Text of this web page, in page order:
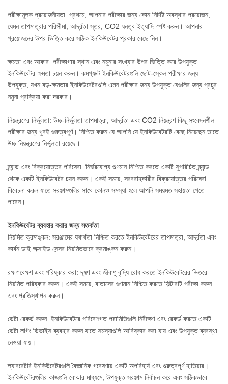
পরীক্ষামূলক প্রয়োজনীয়তা: প্রথমে, আপনার পরীক্ষার জন্য কোন নির্দিষ্ট অবস্থার প্রয়োজন,
যেমন তাপমাত্রার পরিসীমা, আর্দ্রতা স্তর, CO2 ঘনত্ব ইত্যাদি স্পষ্ট করুন। আপনার
প্রয়োজনের উপর ভিত্তি করে সঠিক ইনকিউবেটর প্রকার বেছে নিন।
ক্ষমতা এবং আকার: পরীক্ষাগার স্থান এবং নমুনার সংখ্যার উপর ভিত্তি করে উপযুক্ত
ইনকিউবেটর ক্ষমতা চয়ন করুন। কমপ্যাক্ট ইনকিউবেটরগুলি ছোট-স্কেল পরীক্ষার জন্য
উপযুক্ত, যখন বড়-ক্ষমতার ইনকিউবেটরগুলি এমন পরীক্ষার জন্য উপযুক্ত যেগুলির জন্য প্রচুর
নমুনা প্রক্রিয়া করা দরকার।
নিয়ন্ত্রণের নির্ভুলতা: উচ্চ-নির্ভুলতা তাপমাত্রা, আর্দ্রতা এবং CO2 নিয়ন্ত্রণ কিছু সংবেদনশীল
পরীক্ষার জন্য খুবই গুরুত্বপূর্ণ। নিশ্চিত করুন যে আপনি যে ইনকিউবেটরটি বেছে নিয়েছেন তাতে
উচ্চ নিয়ন্ত্রণের নির্ভুলতা রয়েছে।
ব্র্যান্ড এবং বিক্রয়োত্তর পরিষেবা: নির্ভরযোগ্য গুণমান নিশ্চিত করতে একটি সুপরিচিত ব্র্যান্ড
থেকে একটি ইনকিউবেটর চয়ন করুন। একই সময়ে, সরবরাহকারীর বিক্রয়োত্তর পরিষেবা
বিবেচনা করুন যাতে সরঞ্জামগুলির সাথে কোনও সমস্যা হলে আপনি সময়মত সহায়তা পেতে
পারেন।
ইনকিউবেটর ব্যবহার করার জন্য সতর্কতা
নিয়মিত ক্রমাঙ্কন: সরঞ্জামের যথার্থতা নিশ্চিত করতে ইনকিউবেটরের তাপমাত্রা, আর্দ্রতা এবং
কার্বন ডাই অক্সাইড সেন্সর নিয়মিতভাবে ক্রমাঙ্কন করুন।
রক্ষণাবেক্ষণ এবং পরিষ্কার করা: দূষণ এবং জীবাণু বৃদ্ধি রোধ করতে ইনকিউবেটরের ভিতরে
নিয়মিত পরিষ্কার করুন। একই সময়ে, বাতাসের গুণমান নিশ্চিত করতে ফিল্টারটি পরীক্ষা করুন
এবং প্রতিস্থাপন করুন।
ডেটা রেকর্ড করুন: ইনকিউবেটরে পরিবেশগত পরামিতিগুলি নিরীক্ষণ এবং রেকর্ড করতে একটি
ডেটা লগিং ডিভাইস ব্যবহার করুন যাতে সমস্যাগুলি আবিষ্কার করা যায় এবং উপযুক্ত ব্যবস্থা
নেওয়া যায়।
ল্যাবরেটরি ইনকিউবেটরগুলি বৈজ্ঞানিক গবেষণায় একটি অপরিহার্য এবং গুরুত্বপূর্ণ হাতিয়ার।
ইনকিউবেটরগুলির কাজগুলি বোঝার মাধ্যমে, উপযুক্ত সরঞ্জাম নির্বাচন করে এবং সঠিকভাবে